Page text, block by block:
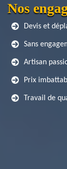
Nos
Devis et
Sans
Artisan
Prix
Travail de